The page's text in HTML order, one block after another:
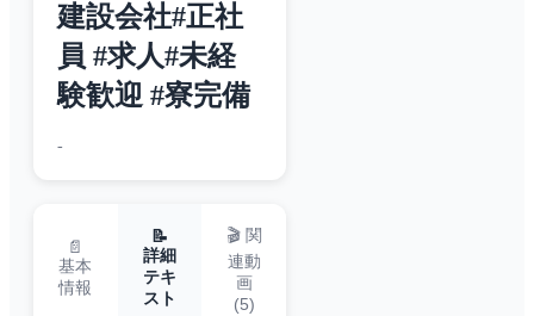
建設会社#正社
員 #求人#未経
験歓迎 #寮完備
-
📄
基本
情報
📝
詳細
テキ
スト
🎬 関
連動
画
(5)